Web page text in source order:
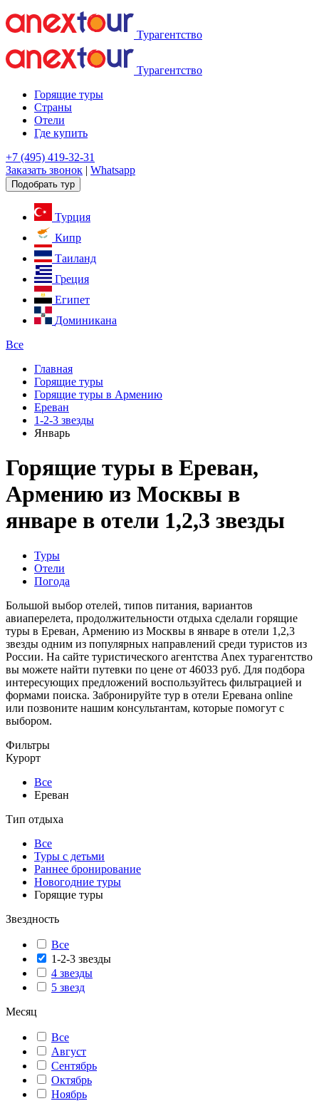
Турагентство
Турагентство
Горящие туры
Страны
Отели
Где купить
+7 (495) 419-32-31
Заказать звонок | Whatsapp
Подобрать тур
Турция
Кипр
Таиланд
Греция
Египет
Доминикана
Все
Главная
Горящие туры
Горящие туры в Армению
Ереван
1-2-3 звезды
Январь
Горящие туры в Ереван,
Армению из Москвы в
январе в отели 1,2,3 звезды
Туры
Отели
Погода
Большой выбор отелей, типов питания, вариантов
авиаперелета, продолжительности отдыха сделали горящие
туры в Ереван, Армению из Москвы в январе в отели 1,2,3
звезды одним из популярных направлений среди туристов из
России. На сайте туристического агентства Anex турагентство
вы можете найти путевки по цене от 46033 руб. Для подбора
интересующих предложений воспользуйтесь фильтрацией и
формами поиска. Забронируйте тур в отели Еревана online
или позвоните нашим консультантам, которые помогут с
выбором.
Фильтры
Курорт
Все
Ереван
Тип отдыха
Все
Туры с детьми
Раннее бронирование
Новогодние туры
Горящие туры
Звездность
Все
1-2-3 звезды
4 звезды
5 звезд
Месяц
Все
Август
Сентябрь
Октябрь
Ноябрь